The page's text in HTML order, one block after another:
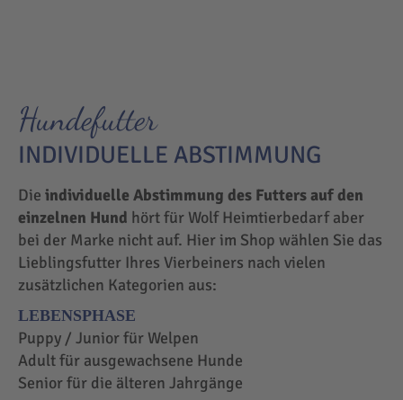
Hundefutter
INDIVIDUELLE ABSTIMMUNG
Die individuelle Abstimmung des Futters auf den
einzelnen Hund hört für Wolf Heimtierbedarf aber
bei der Marke nicht auf. Hier im Shop wählen Sie das
Lieblingsfutter Ihres Vierbeiners nach vielen
zusätzlichen Kategorien aus:
LEBENSPHASE
Puppy / Junior für Welpen
Adult für ausgewachsene Hunde
Senior für die älteren Jahrgänge